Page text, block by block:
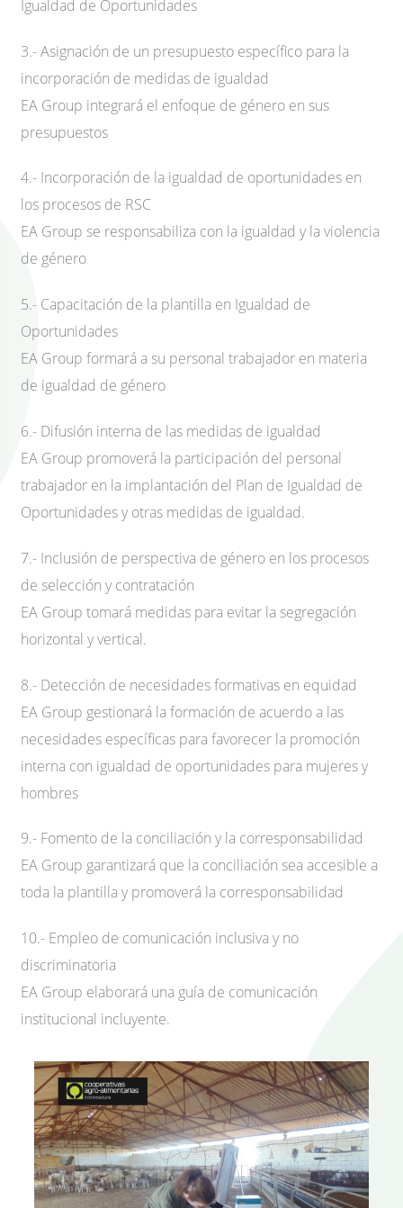
Igualdad de Oportunidades
3.- Asignación de un presupuesto específico para la
incorporación de medidas de igualdad
EA Group integrará el enfoque de género en sus
presupuestos
4.- Incorporación de la igualdad de oportunidades en
los procesos de RSC
EA Group se responsabiliza con la igualdad y la violencia
de género
5.- Capacitación de la plantilla en Igualdad de
Oportunidades
EA Group formará a su personal trabajador en materia
de igualdad de género
6.- Difusión interna de las medidas de igualdad
EA Group promoverá la participación del personal
trabajador en la implantación del Plan de Igualdad de
Oportunidades y otras medidas de igualdad.
7.- Inclusión de perspectiva de género en los procesos
de selección y contratación
EA Group tomará medidas para evitar la segregación
horizontal y vertical.
8.- Detección de necesidades formativas en equidad
EA Group gestionará la formación de acuerdo a las
necesidades específicas para favorecer la promoción
interna con igualdad de oportunidades para mujeres y
hombres
9.- Fomento de la conciliación y la corresponsabilidad
EA Group garantizará que la conciliación sea accesible a
toda la plantilla y promoverá la corresponsabilidad
10.- Empleo de comunicación inclusiva y no
discriminatoria
EA Group elaborará una guía de comunicación
institucional incluyente.